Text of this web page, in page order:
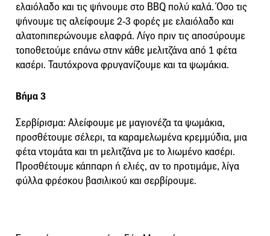
ελαιόλαδο και τις ψήνουμε στο BBQ πολύ καλά. Όσο τις
ψήνουμε τις αλείφουμε 2-3 φορές με ελαιόλαδο και
αλατοπιπερώνουμε ελαφρά. Λίγο πριν τις αποσύρουμε
τοποθετούμε επάνω στην κάθε μελιτζάνα από 1 φέτα
κασέρι. Ταυτόχρονα φρυγανίζουμε και τα ψωμάκια.
Βήμα 3
Σερβίρισμα: Αλείφουμε με μαγιονέζα τα ψωμάκια,
προσθέτουμε σέλερι, τα καραμελωμένα κρεμμύδια, μια
φέτα ντομάτα και τη μελιτζάνα με το λιωμένο κασέρι.
Προσθέτουμε κάππαρη ή ελιές, αν το προτιμάμε, λίγα
φύλλα φρέσκου βασιλικού και σερβίρουμε.